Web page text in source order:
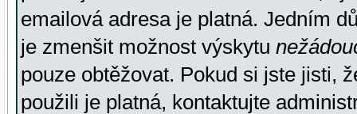
emailová adresa je platná. Jedním
je zmenšit možnost výskytu
pouze obtěžovat. Pokud si jste jisti,
použili je platná, kontaktujte